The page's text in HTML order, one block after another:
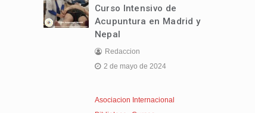
Curso Intensivo de
Acupuntura en Madrid y
Nepal
Redaccion
2 de mayo de 2024
Asociacion Internacional